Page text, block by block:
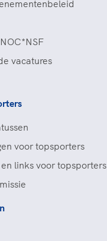
vacatures
voor topsporters
links voor topsporters